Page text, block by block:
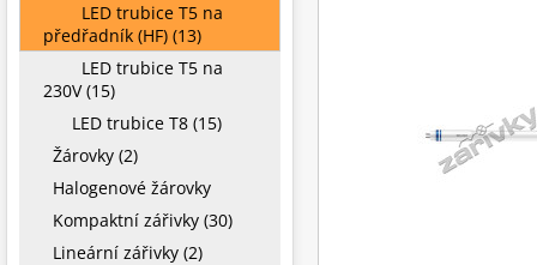
LED trubice T5 na
předřadník (HF) (13)
LED trubice T5 na
230V (15)
LED trubice T8 (15)
Žárovky (2)
Halogenové žárovky
Kompaktní zářivky (30)
Lineární zářivky (2)